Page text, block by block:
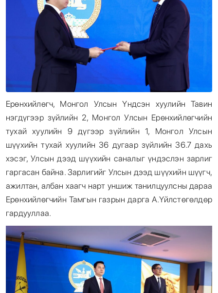
Ерөнхийлөгч, Монгол Улсын Үндсэн хуулийн Тавин
нэгдүгээр зүйлийн 2, Монгол Улсын Ерөнхийлөгчийн
тухай хуулийн 9 дүгээр зүйлийн 1, Монгол Улсын
шүүхийн тухай хуулийн 36 дугаар зүйлийн 36.7 дахь
хэсэг, Улсын дээд шүүхийн саналыг үндэслэн зарлиг
гаргасан байна. Зарлигийг Улсын дээд шүүхийн шүүгч,
ажилтан, албан хаагч нарт уншиж танилцуулсны дараа
Ерөнхийлөгчийн Тамгын газрын дарга А.Үйлстөгөлдөр
гардууллаа.